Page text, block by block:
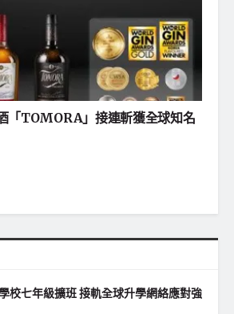
「TOMORA」接連斬獲全球知名
校七年級擴班 接軌全球升學網絡應對強